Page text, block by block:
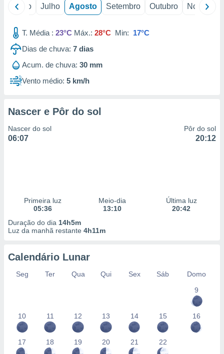
Junho Julho Agosto Setembro Outubro Novembro
T. Média : 23°C Máx.: 28°C Min: 17°C
Dias de chuva: 7 dias
Acum. de chuva: 30 mm
Vento médio: 5 km/h
Nascer e Pôr do sol
Nascer do sol
06:07
Pôr do sol
20:12
Primeira luz
05:36
Meio-dia
13:10
Última luz
20:42
Duração do dia 14h5m
Luz da manhã restante 4h11m
Calendário Lunar
Seg Ter Qua Qui Sex Sáb
Domo
9
10 11 12 13 14 15 16
17 18 19 20 21 22